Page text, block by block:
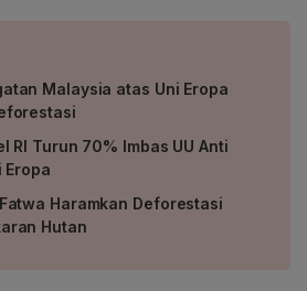
Malaysia atas Uni Eropa
RI Turun 70% Imbas UU Anti
Eropa
Haramkan Deforestasi
Hutan